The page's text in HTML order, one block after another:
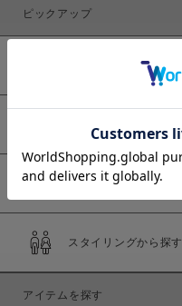
商品タイプ
ピックアップ
予約商品
スタイリングから探す
アイテムを探す